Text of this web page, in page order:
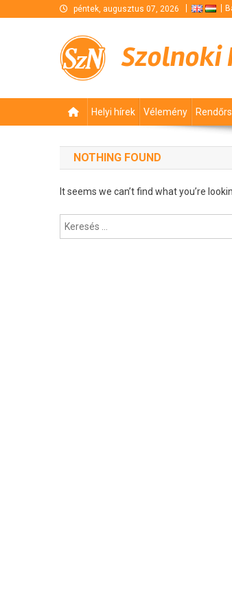
péntek, augusztus 07, 2026
Szolnoki
Helyi hírek Vélemény
NOTHING FOUND
It seems we can’t find what you’re
Keresés: